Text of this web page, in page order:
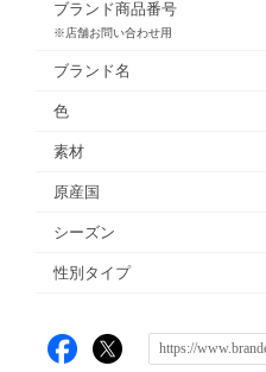
ブランド商品番号
※店舗お問い合わせ用
ブランド名
色
素材
原産国
シーズン
性別タイプ